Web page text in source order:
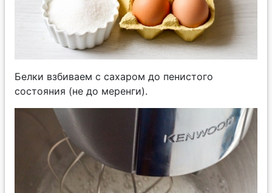
Белки взбиваем с сахаром до пенистого
состояния (не до меренги).